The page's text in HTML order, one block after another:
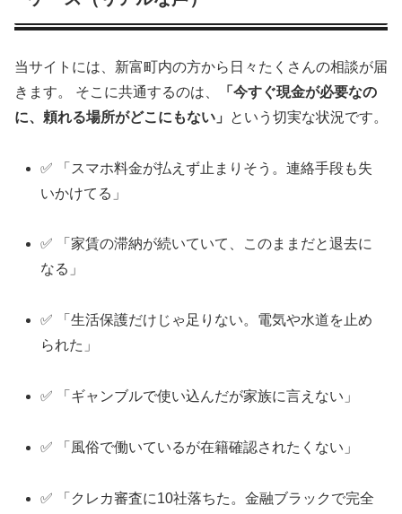
当サイトには、新富町内の方から日々たくさんの相談が届
きます。 そこに共通するのは、
「今すぐ現金が必要なの
に、頼れる場所がどこにもない」
という切実な状況です。
✅ 「スマホ料金が払えず止まりそう。連絡手段も失
いかけてる」
✅ 「家賃の滞納が続いていて、このままだと退去に
なる」
✅ 「生活保護だけじゃ足りない。電気や水道を止め
られた」
✅ 「ギャンブルで使い込んだが家族に言えない」
✅ 「風俗で働いているが在籍確認されたくない」
✅ 「クレカ審査に10社落ちた。金融ブラックで完全